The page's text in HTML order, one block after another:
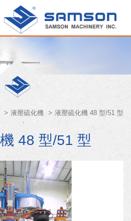
液壓硫化機 液壓硫化機 48 型/51 型
48 型/51 型